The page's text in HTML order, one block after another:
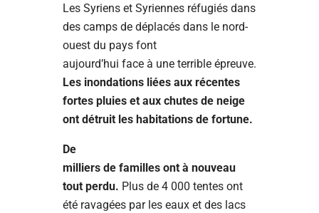
Les Syriens et Syriennes réfugiés dans
des camps de déplacés dans le nord-
ouest du pays font
aujourd’hui face à une terrible épreuve.
Les inondations liées aux récentes
fortes pluies et aux chutes de neige
ont détruit les habitations de fortune.
De
milliers de familles ont à nouveau
tout perdu. Plus de 4 000 tentes ont
été ravagées par les eaux et des lacs